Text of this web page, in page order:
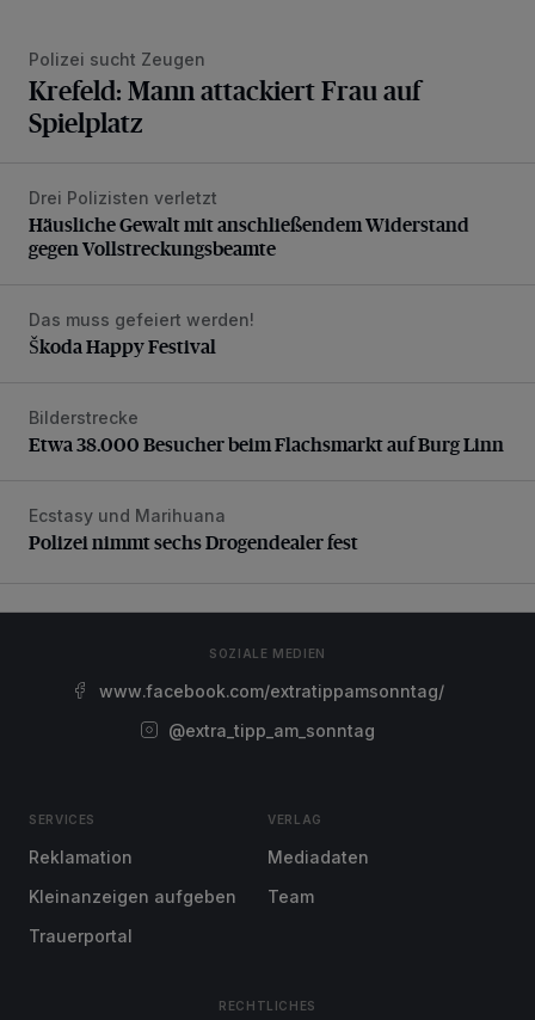
Polizei sucht Zeugen
Krefeld: Mann attackiert Frau auf
Spielplatz
Häusliche Gewalt mit anschließendem Widerstand gegen
Drei Polizisten verletzt
Häusliche Gewalt mit anschließendem Widerstand
gegen Vollstreckungsbeamte
Škoda Happy Festival
Das muss gefeiert werden!
Škoda Happy Festival
Etwa 38.000 Besucher beim Flachsmarkt auf Burg Linn
Bilderstrecke
Etwa 38.000 Besucher beim Flachsmarkt auf Burg Linn
Polizei nimmt sechs Drogendealer fest
Ecstasy und Marihuana
Polizei nimmt sechs Drogendealer fest
SOZIALE MEDIEN
www.facebook.com/extratippamsonntag/
@extra_tipp_am_sonntag
SERVICES
Reklamation
Kleinanzeigen aufgeben
Trauerportal
VERLAG
Mediadaten
Team
RECHTLICHES